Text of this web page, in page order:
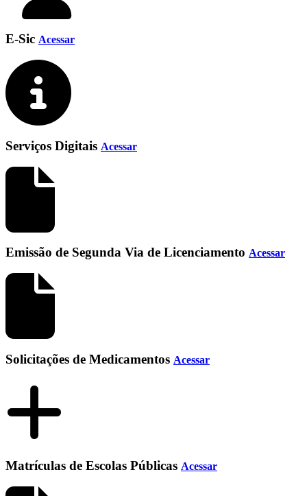
E-Sic Acessar
Serviços Digitais Acessar
Emissão de Segunda Via de Licenciamento Acessar
Solicitações de Medicamentos Acessar
Matrículas de Escolas Públicas Acessar